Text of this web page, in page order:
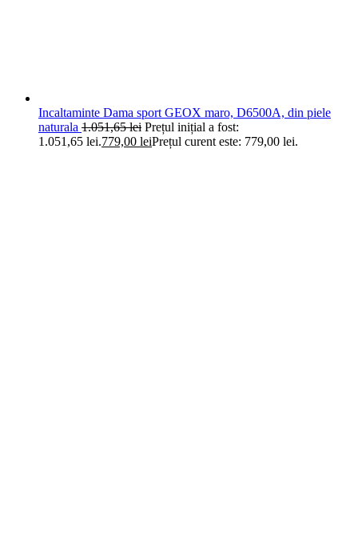
Incaltaminte Dama sport GEOX maro, D6500A, din piele
naturala 1.051,65lei Prețul inițial a fost:
1.051,65 lei.779,00 leiPrețul curent este: 779,00 lei.